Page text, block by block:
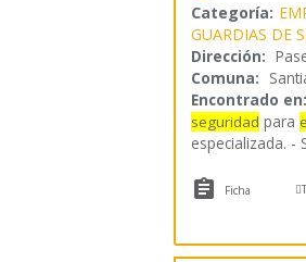
Categoría:
GUARDIAS DE
Dirección:
Comuna:
Encontrado en:
seguridad para
especializada. -
 Ficha 